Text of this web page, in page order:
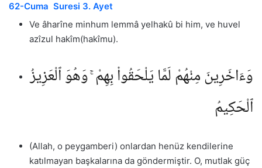
62-Cuma Suresi 3. Ayet
Ve âharîne minhum lemmâ yelhakû bi him, ve huvel
azîzul hakîm(hakîmu).
وَءَاخَرِينَ مِنْهُمْ لَمَّا يَلْحَقُوا۟ بِهِمْ ۚ وَهُوَ ٱلْعَزِيزُ
ٱلْحَكِيمُ
(Allah, o peygamberi) onlardan henüz kendilerine
katılmayan başkalarına da göndermiştir. O, mutlak güç